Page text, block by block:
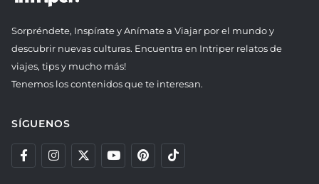
Sorpréndete, Inspírate y Anímate a Viajar por el mundo y
descubrir nuevas culturas. Encuentra en Intriper relatos de
viajes, tips y mucho más!
Tenemos los contenidos que te interesan.
SÍGUENOS